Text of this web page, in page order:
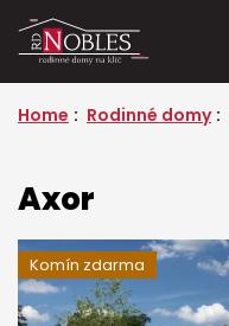
Home Rodinné domy
Axor
Komín zdarma